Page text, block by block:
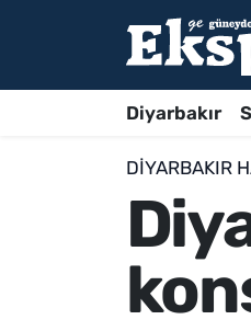
Diyarbakır
DIYARBAKIR